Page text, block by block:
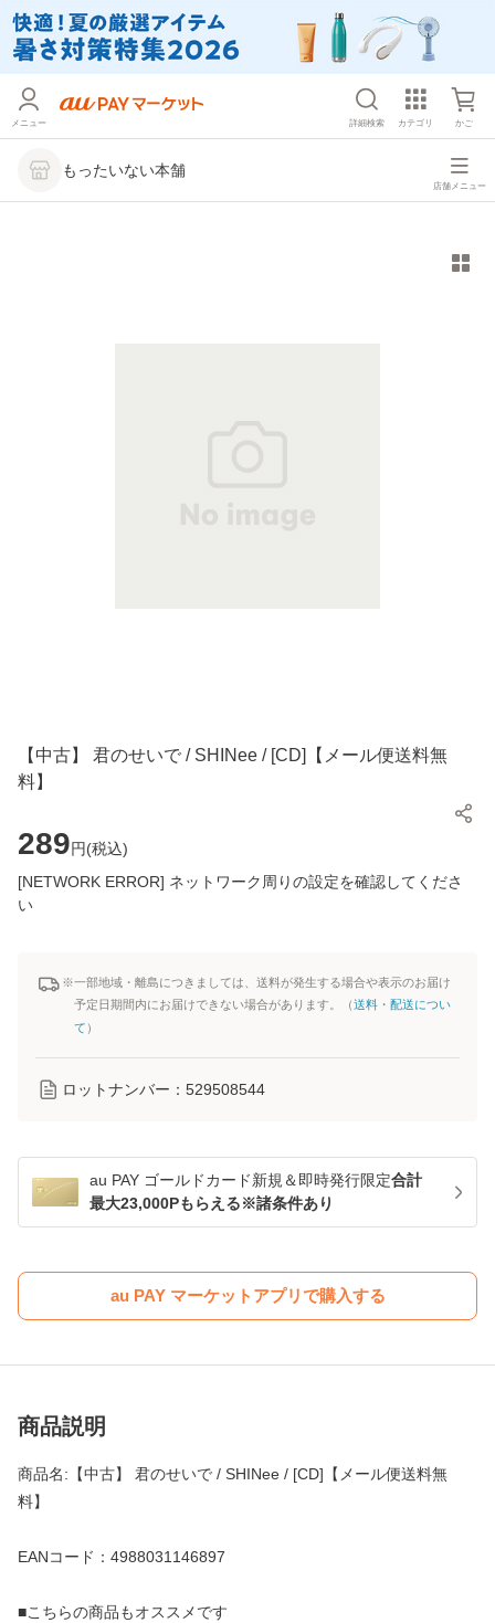
メニュー 詳細検索 カテゴリ かご
もったいない本舗
店舗メニュー
【中古】 君のせいで / SHINee / [CD]【メール便送料無
料】
289円(税込)
[NETWORK ERROR] ネットワーク周りの設定を確認してくださ
い
※一部地域・離島につきましては、送料が発生する場合や表示のお届け
予定日期間内にお届けできない場合があります。（送料・配送につい
て ）
ロットナンバー： 529508544
au PAY ゴールドカード新規＆即時発行限定合計
最大23,000Pもらえる※諸条件あり
au PAY マーケットアプリで購入する
商品説明
商品名:【中古】 君のせいで / SHINee / [CD]【メール便送料無
料】
EANコード：4988031146897
■こちらの商品もオススメです